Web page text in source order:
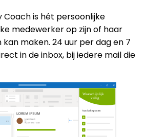
Coach is hét persoonlijke
medewerker op zijn of haar
maken. 24 uur per dag en 7
in de inbox, bij iedere mail die